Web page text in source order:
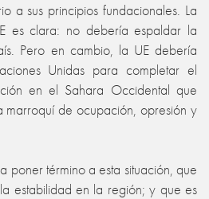
a sus principios fundacionales. La
es clara: no debería espaldar la
Pero en cambio, la UE debería
Unidas para completar el
en el Sahara Occidental que
marroquí de ocupación, opresión y
poner término a esta situación, que
estabilidad en la región; y que es